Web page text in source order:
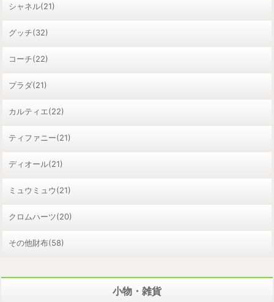
シャネル(21)
グッチ(32)
コーチ(22)
プラダ(21)
カルティエ(22)
ティファニー(21)
ディオール(21)
ミュウミュウ(21)
クロムハーツ(20)
その他財布(58)
小物・雑貨